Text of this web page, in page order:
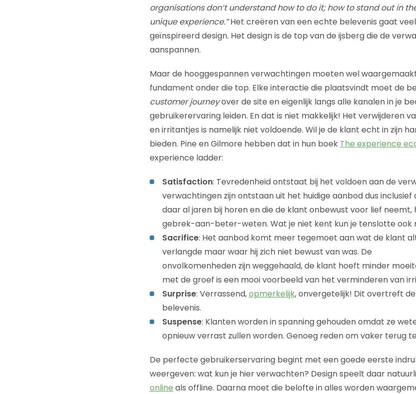
organisations don’t understand how to do it; how to stand out in
unique experience.”Het creëren van een echte belevenis gaat
geïnspireerd design. Het design is de top van de ijsberg die de
aanspannen.
Maar de hooggespannen verwachtingen moeten wel
fundament onder die top. Elke interactie die plaatsvindt moet de
customer journeyover de site en eigenlijk langs alle kanalen in je
gebruikerervaring leiden. En dat is niet makkelijk! Het verwijderen
en irritantjes is namelijk niet voldoende. Wil je de klant echt in zijn
bieden. Pine en Gilmore hebben dat in hun boek The experience
experience ladder:
Satisfaction: Tevredenheid ontstaat bij het voldoen aan de
verwachtingen zijn ontstaan uit het huidige aanbod dus
daar al jaren bij horen en die de klant onbewust voor lief
gebrek-aan-beter-weten. Wat je niet kent kun je tenslotte ook
Sacrifice: Het aanbod komt meer tegemoet aan wat de klant
verlangde maar waar hij zich niet bewust van was. De
onvolkomenheden zijn weggehaald, de klant hoeft minder
met de groef is een mooi voorbeeld van het verminderen van
Surprise: Verrassend,opmerkelijk, onvergetelijk! Dit overtreft
belevenis.
Suspense: Klanten worden in spanning gehouden omdat ze
opnieuw verrast zullen worden. Genoeg reden om vaker terug
De perfecte gebruikerservaring begint met een goede eerste
weergeven: wat kun je hier verwachten? Design speelt daar
online als offline. Daarna moet die belofte in alles worden